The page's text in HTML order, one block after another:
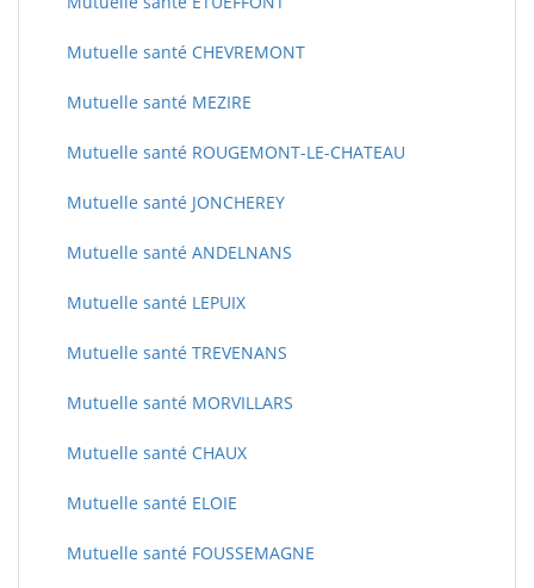
Mutuelle santé CHEVREMONT
Mutuelle santé MEZIRE
Mutuelle santé ROUGEMONT-LE-CHATEAU
Mutuelle santé JONCHEREY
Mutuelle santé ANDELNANS
Mutuelle santé LEPUIX
Mutuelle santé TREVENANS
Mutuelle santé MORVILLARS
Mutuelle santé CHAUX
Mutuelle santé ELOIE
Mutuelle santé FOUSSEMAGNE